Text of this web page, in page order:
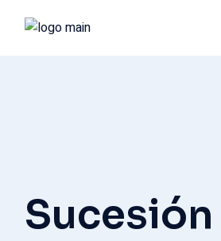
Sucesión